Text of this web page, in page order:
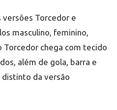
versões Torcedor e
masculino, feminino,
Torcedor chega com tecido
além de gola, barra e
da versão